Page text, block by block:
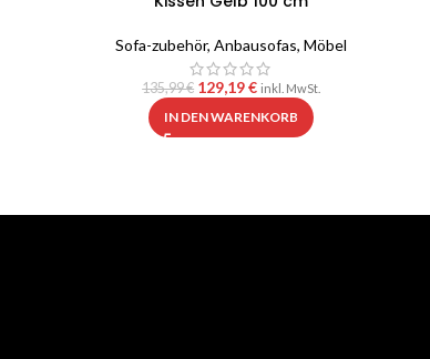
Sofa-zubehör,Anbausofas,Möbel
135,99€ 129,19€ inkl. MwSt.
IN DEN WARENKORB